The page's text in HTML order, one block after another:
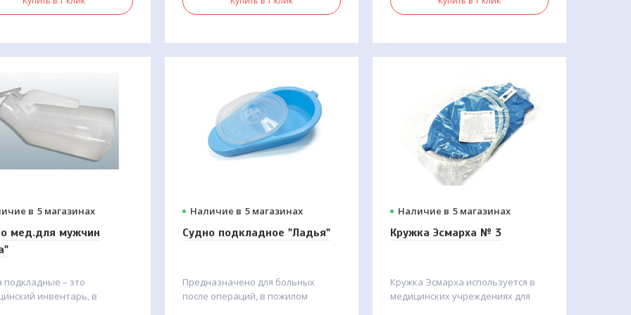
от протеканий.
в 5 магазинах
мед.для мужчин
подкладные – это
инвентарь, в
Наличие в 5 магазинах
Судно подкладное "Ладья"
Предназначено для больных
после операций, в пожилом
Наличие в 5 магазинах
Кружка Эсмарха № 3
Кружка Эсмарха используется в
медицинских учреждениях для